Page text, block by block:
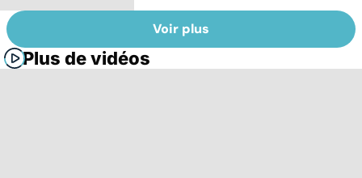
Voir plus
Plus de vidéos